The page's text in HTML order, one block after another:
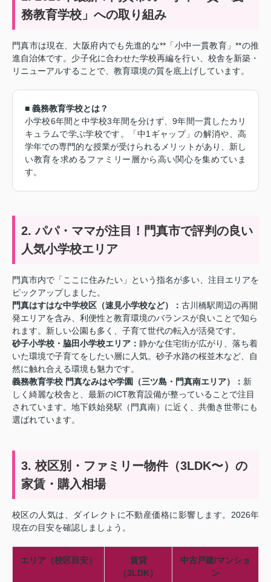
務教育学校」への取り組み
門真市は現在、大阪府内でも先進的な**「小中一貫教育」**の推
進自治体です。少子化に合わせた学校再編を行い、校舎を新築・
リニューアルすることで、教育環境の質を底上げしています。
■ 義務教育学校とは？
小学校6年間と中学校3年間を分けず、9年間一貫したカリ
キュラムで学ぶ学校です。「中1ギャップ」の解消や、高
学年での専門的な授業が受けられるメリットがあり、新し
い教育を求めるファミリー層から高い関心を集めていま
す。
2. パパ・ママが注目！門真市で評判の良い
人気小学校エリア
門真市内で「ここに住みたい」という指名が多い、注目エリアを
ピックアップしました。
門真はすはな中学校区（速見小学校など）： 古川橋駅周辺の再開
発エリアを含み、利便性と教育環境のバランスが良いことで知ら
れます。新しい公園も多く、子育て世代の転入が活発です。
砂子小学校・脇田小学校エリア： 静かな住宅街が広がり、落ち着
いた環境で子育てをしたい層に人気。砂子水路の桜並木など、自
然に触れ合える環境も魅力です。
義務教育学校 門真なみはや学園（三ツ島・門真南エリア）： 新
しく綺麗な校舎と、最新のICT教育設備が整っていることで注目
されています。地下鉄始発駅（門真南）に近く、共働き世帯にも
選ばれています。
3. 校区別・ファミリー物件（3LDK〜）の
家賃・購入相場
校区の人気は、ダイレクトに不動産価格に影響します。2026年
現在の目安を確認しましょう。
エリア（校区目安）
賃貸
（3LDK）
中古戸建/マンショ
ン